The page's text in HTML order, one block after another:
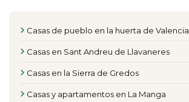
Casas de pueblo en la huerta de Valencia
Casas en Sant Andreu de Llavaneres
Casas en la Sierra de Gredos
Casas y apartamentos en La Manga